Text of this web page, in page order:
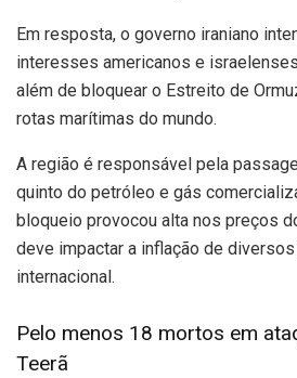
Em resposta, o governo iraniano
interesses americanos e
além de bloquear o Estreito de
rotas marítimas do mundo.
A região é responsável pela
quinto do petróleo e gás
bloqueio provocou alta nos preços
deve impactar a inflação de
internacional.
Pelo menos 18 mortos em
Teerã